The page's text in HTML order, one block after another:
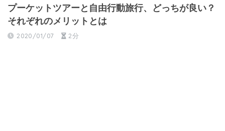
プーケットツアーと自由行動旅行、どっちが良い？
それぞれのメリットとは
2020/01/07 2分